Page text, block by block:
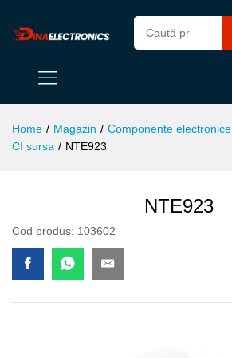
Home / Magazin / Componente electronice
CI sursa / NTE923
NTE923
Cod produs: 103602